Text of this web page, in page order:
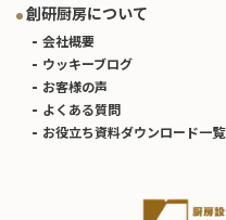
創研厨房について
会社概要
ウッキーブログ
お客様の声
よくある質問
お役立ち資料ダウンロード一覧